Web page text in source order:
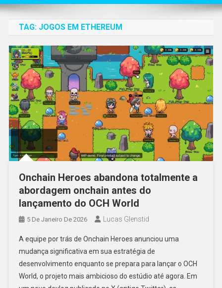
TAG: JOGOS EM ETHEREUM
Onchain Heroes abandona totalmente a
abordagem onchain antes do
lançamento do OCH World
5 De Janeiro De 2026 Lucas Glenstid
A equipe por trás de Onchain Heroes anunciou uma
mudança significativa em sua estratégia de
desenvolvimento enquanto se prepara para lançar o OCH
World, o projeto mais ambicioso do estúdio até agora. Em